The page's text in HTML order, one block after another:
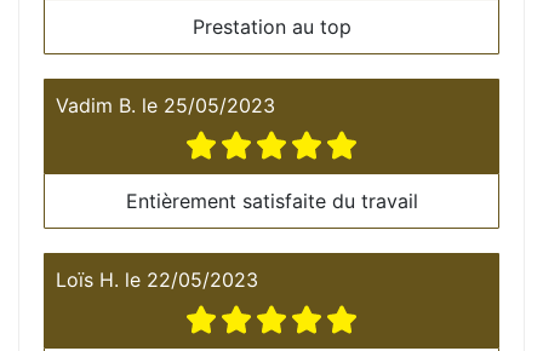
Prestation au top
Vadim B. le 25/05/2023
Entièrement satisfaite du travail
Loïs H. le 22/05/2023